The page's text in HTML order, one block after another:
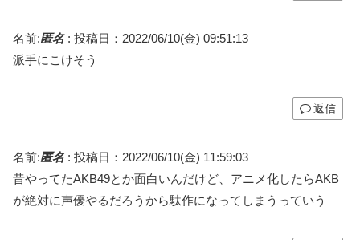
名前:匿名: 投稿日：2022/06/10(金) 09:51:13
派手にこけそう
返信
名前:匿名: 投稿日：2022/06/10(金) 11:59:03
昔やってたAKB49とか面白いんだけど、アニメ化したらAKB
が絶対に声優やるだろうから駄作になってしまうっていう